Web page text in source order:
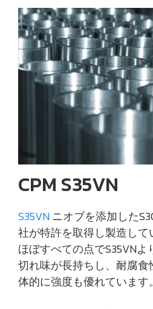
CPM S35VN
S35VNニオブを添加した
社が特許を取得し製造して
ほぼすべての点でS35VNよ
切れ味が長持ちし、耐腐
体的に強度も優れています